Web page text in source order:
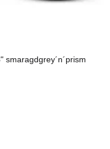
smaragdgrey´n´prism